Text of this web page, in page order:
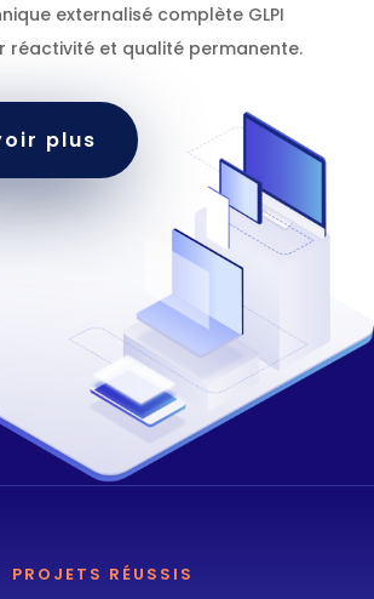
externalisé complète GLPI
réactivité et qualité permanente.
plus
PROJETS RÉUSSIS